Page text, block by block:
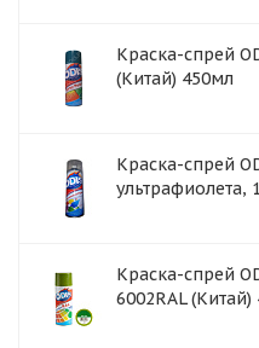
Краска-спрей
(Китай) 450мл
Краска-спрей
ультрафиолета,
Краска-спрей
6002RAL (Китай)